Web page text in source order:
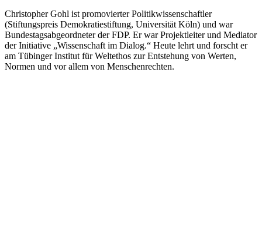
Christopher Gohl ist promovierter Politikwissenschaftler
(Stiftungspreis Demokratiestiftung, Universität Köln) und war
Bundestagsabgeordneter der FDP. Er war Projektleiter und Mediator
der Initiative „Wissenschaft im Dialog.“ Heute lehrt und forscht er
am Tübinger Institut für Weltethos zur Entstehung von Werten,
Normen und vor allem von Menschenrechten.